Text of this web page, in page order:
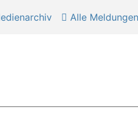
Alle Meldungen